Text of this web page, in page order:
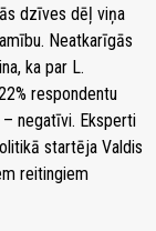
dzīves dēļ viņa
Neatkarīgās
ka par L.
respondentu
negatīvi. Eksperti
startēja Valdis
reitingiem